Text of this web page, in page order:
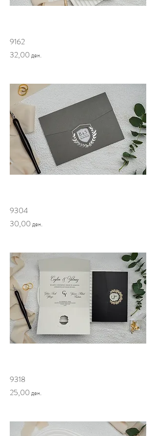
9162
Price
32,00 ден.
9304
Price
30,00 ден.
9318
Price
25,00 ден.